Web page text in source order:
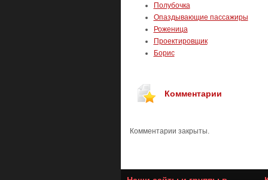
Полубочка
Опаздывающие пассажиры
Роженица
Проектировщик
Борис
Комментарии
Комментарии закрыты.